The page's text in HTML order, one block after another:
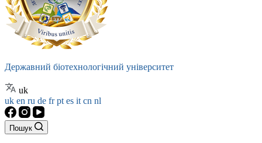
Державний біотехнологічний університет
uk
uk en ru de frpt es it cn nl
Пошук